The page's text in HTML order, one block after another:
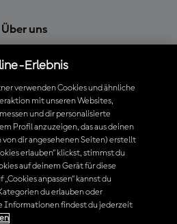
Über uns
Richtlinien
App herunterladen
Erlebnis
verwenden Cookies und ähnliche
mit unseren Websites,
und dir personalisierte
Profil anzuzeigen, das aus deinen
dir angesehenen Seiten) erstellt
erlauben“ klickst, stimmst du
auf deinem Gerät für diese
anpassen“ kannst du
du erlauben oder
Informationen findest du jederzeit